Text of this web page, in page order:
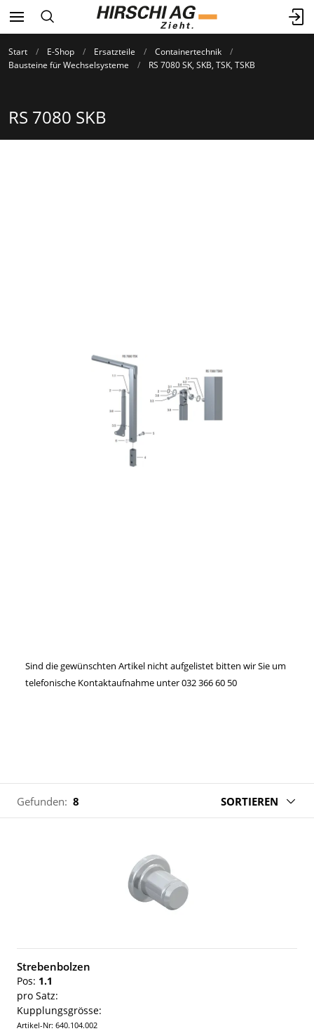
Start E-Shop Ersatzteile
Containertechnik
Bausteine für Wechselsysteme
RS 7080 SK, SKB, TSK, TSKB
RS 7080 SKB
Sind die gewünschten Artikel nicht aufgelistet bitten wir Sie um
telefonische Kontaktaufnahme unter 032 366 60 50
Gefunden: 8 SORTIEREN
Strebenbolzen
Pos: 1.1
pro Satz:
Kupplungsgrösse:
Artikel-Nr: 640.104.002